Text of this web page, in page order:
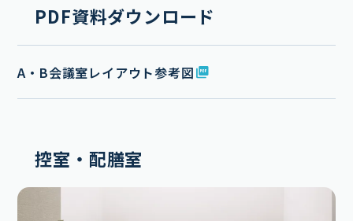
PDF資料ダウンロード
A・B会議室レイアウト参考図
控室・配膳室